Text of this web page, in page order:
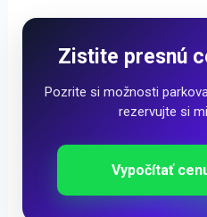
Zistite presnú
Pozrite si možnosti
rezervujte si
Vypočítať